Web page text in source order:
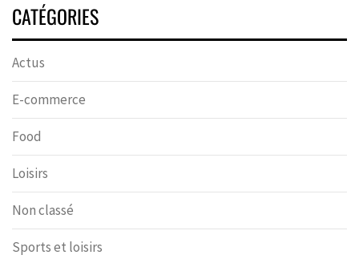
CATÉGORIES
Actus
E-commerce
Food
Loisirs
Non classé
Sports et loisirs